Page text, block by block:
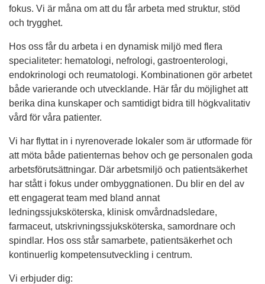
fokus. Vi är måna om att du får arbeta med struktur, stöd
och trygghet.
Hos oss får du arbeta i en dynamisk miljö med flera
specialiteter: hematologi, nefrologi, gastroenterologi,
endokrinologi och reumatologi. Kombinationen gör arbetet
både varierande och utvecklande. Här får du möjlighet att
berika dina kunskaper och samtidigt bidra till högkvalitativ
vård för våra patienter.
Vi har flyttat in i nyrenoverade lokaler som är utformade för
att möta både patienternas behov och ge personalen goda
arbetsförutsättningar. Där arbetsmiljö och patientsäkerhet
har stått i fokus under ombyggnationen. Du blir en del av
ett engagerat team med bland annat
ledningssjuksköterska, klinisk omvårdnadsledare,
farmaceut, utskrivningssjuksköterska, samordnare och
spindlar. Hos oss står samarbete, patientsäkerhet och
kontinuerlig kompetensutveckling i centrum.
Vi erbjuder dig: